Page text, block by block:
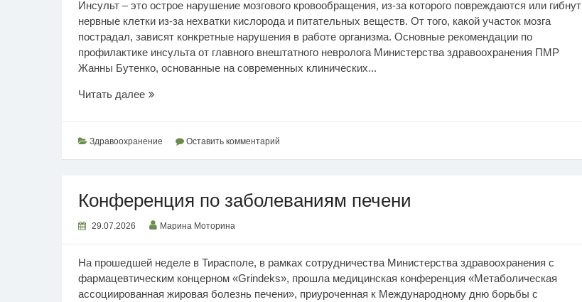
Инсульт – это острое нарушение мозгового кровообращения, из-за которого повреждаются или гибнут
нервные клетки из-за нехватки кислорода и питательных веществ. От того, какой участок мозга
пострадал, зависят конкретные нарушения в работе организма. Основные рекомендации по
профилактике инсульта от главного внештатного невролога Министерства здравоохранения ПМР
Жанны Бутенко, основанные на современных клинических...
Читать далееРекомендации
инсульта
Здравоохранение Оставить комментарий
Конференция по заболеваниям печени
29.07.2026 Марина Моторина
На прошедшей неделе в Тирасполе, в рамках сотрудничества Министерства здравоохранения с
фармацевтическим концерном «Grindeks», прошла медицинская конференция «Метаболическая
ассоциированная жировая болезнь печени», приуроченная к Международному дню борьбы с